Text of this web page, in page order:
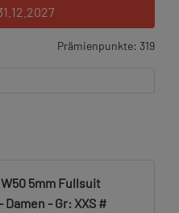
Prämienpunkte: 319
5mm Fullsuit
Damen - Gr: XXS #